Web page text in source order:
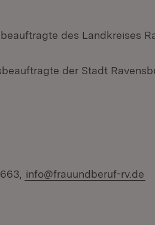
des Landkreises
der Stadt
info@frauundberuf-rv.de